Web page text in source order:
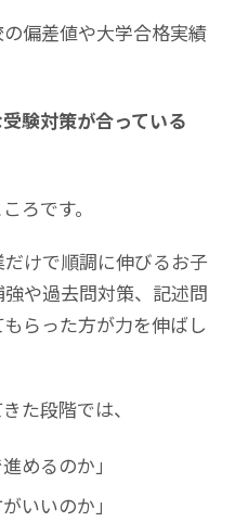
偏差値や大学合格実績
験対策が合っている
ろです。
けで順調に伸びるお子
や過去問対策、記述問
らった方が力を伸ばし
た段階では、
めるのか」
いいのか」